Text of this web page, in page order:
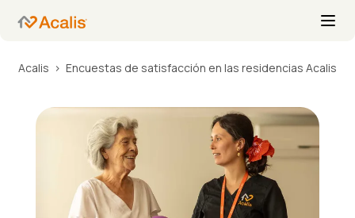
Acalis Encuestas de satisfacción en las residencias Acalis